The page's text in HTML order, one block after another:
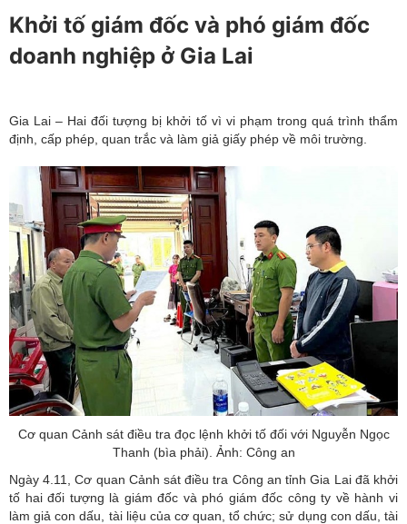
Khởi tố giám đốc và phó giám đốc
doanh nghiệp ở Gia Lai
Gia Lai – Hai đối tượng bị khởi tố vì vi phạm trong quá trình thẩm
định, cấp phép, quan trắc và làm giả giấy phép về môi trường.
Cơ quan Cảnh sát điều tra đọc lệnh khởi tố đối với Nguyễn Ngọc
Thanh (bìa phải). Ảnh: Công an
Ngày 4.11, Cơ quan Cảnh sát điều tra Công an tỉnh Gia Lai đã khởi
tố hai đối tượng là giám đốc và phó giám đốc công ty về hành vi
làm giả con dấu, tài liệu của cơ quan, tổ chức; sử dụng con dấu, tài